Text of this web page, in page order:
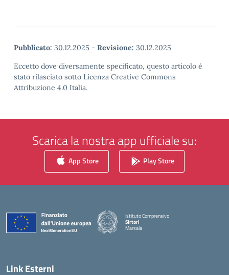
Pubblicato: 30.12.2025 - Revisione: 30.12.2025
Eccetto dove diversamente specificato, questo articolo è
stato rilasciato sotto Licenza Creative Commons
Attribuzione 4.0 Italia.
Scarica la nostra app ufficiale su:
App Store Play Store
Istituto Comprensivo
Sirtori
Marsala
Link Esterni